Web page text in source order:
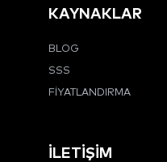
KAYNAKLAR
BLOG
SSS
FIYATLANDIRMA
İLETIŞIM